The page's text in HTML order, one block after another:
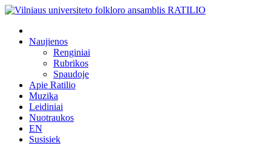
Naujienos
Renginiai
Rubrikos
Spaudoje
Apie Ratilio
Muzika
Leidiniai
Nuotraukos
EN
Susisiek